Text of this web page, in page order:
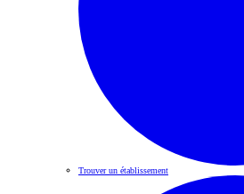
Trouver un établissement